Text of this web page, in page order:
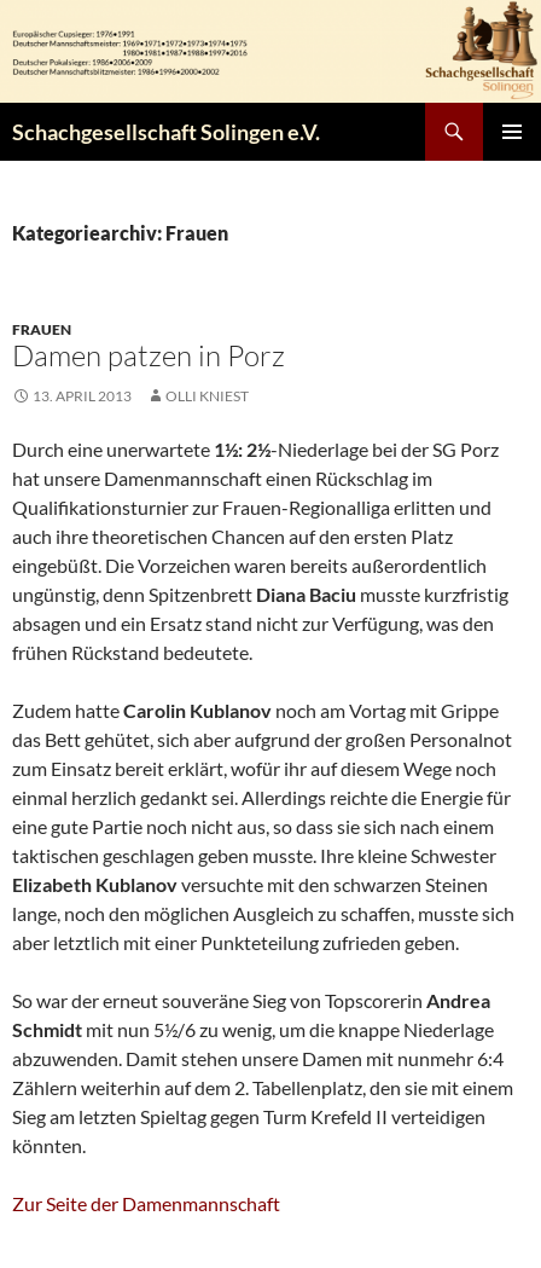
Inhalt
springen
Schachgesellschaft Solingen e.V.
Kategoriearchiv: Frauen
FRAUEN
Damen patzen in Porz
13. APRIL 2013 OLLI KNIEST
Durch eine unerwartete 1½: 2½-Niederlage bei der SG Porz
hat unsere Damenmannschaft einen Rückschlag im
Qualifikationsturnier zur Frauen-Regionalliga erlitten und
auch ihre theoretischen Chancen auf den ersten Platz
eingebüßt. Die Vorzeichen waren bereits außerordentlich
ungünstig, denn Spitzenbrett Diana Baciu musste kurzfristig
absagen und ein Ersatz stand nicht zur Verfügung, was den
frühen Rückstand bedeutete.
Zudem hatteCarolin Kublanov noch am Vortag mit Grippe
das Bett gehütet, sich aber aufgrund der großen Personalnot
zum Einsatz bereit erklärt, wofür ihr auf diesem Wege noch
einmal herzlich gedankt sei. Allerdings reichte die Energie für
eine gute Partie noch nicht aus, so dass sie sich nach einem
taktischen geschlagen geben musste. Ihre kleine Schwester
Elizabeth Kublanovversuchte mit den schwarzen Steinen
lange, noch den möglichen Ausgleich zu schaffen, musste sich
aber letztlich mit einer Punkteteilung zufrieden geben.
So war der erneut souveräne Sieg von Topscorerin Andrea
Schmidt mit nun 5½/6 zu wenig, um die knappe Niederlage
abzuwenden. Damit stehen unsere Damen mit nunmehr 6:4
Zählern weiterhin auf dem 2. Tabellenplatz, den sie mit einem
Sieg am letzten Spieltag gegen Turm Krefeld II verteidigen
könnten.
Zur Seite der Damenmannschaft